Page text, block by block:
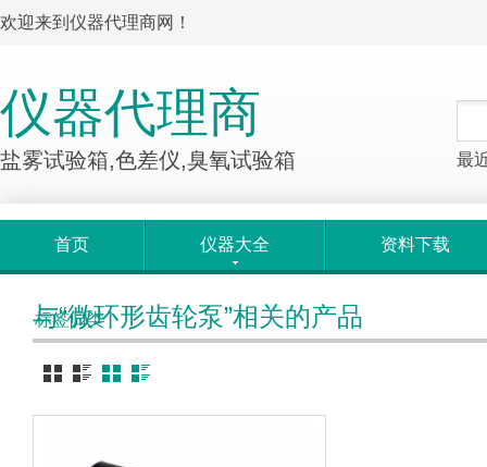
欢迎来到仪器代理商网！
仪器代理商
盐雾试验箱,色差仪,臭氧试验箱 最
首页 仪器大全 资料下载
标签归类
与“微环形齿轮泵”相关的产品